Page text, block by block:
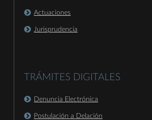
Actuaciones
Jurisprudencia
TRÁMITES DIGITALES
Denuncia Electrónica
Postulación a Delación